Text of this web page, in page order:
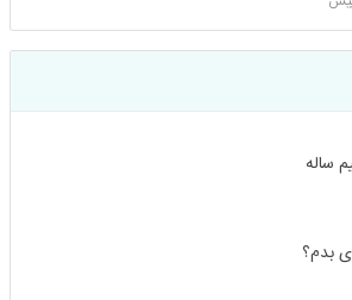
ساله
بدم؟